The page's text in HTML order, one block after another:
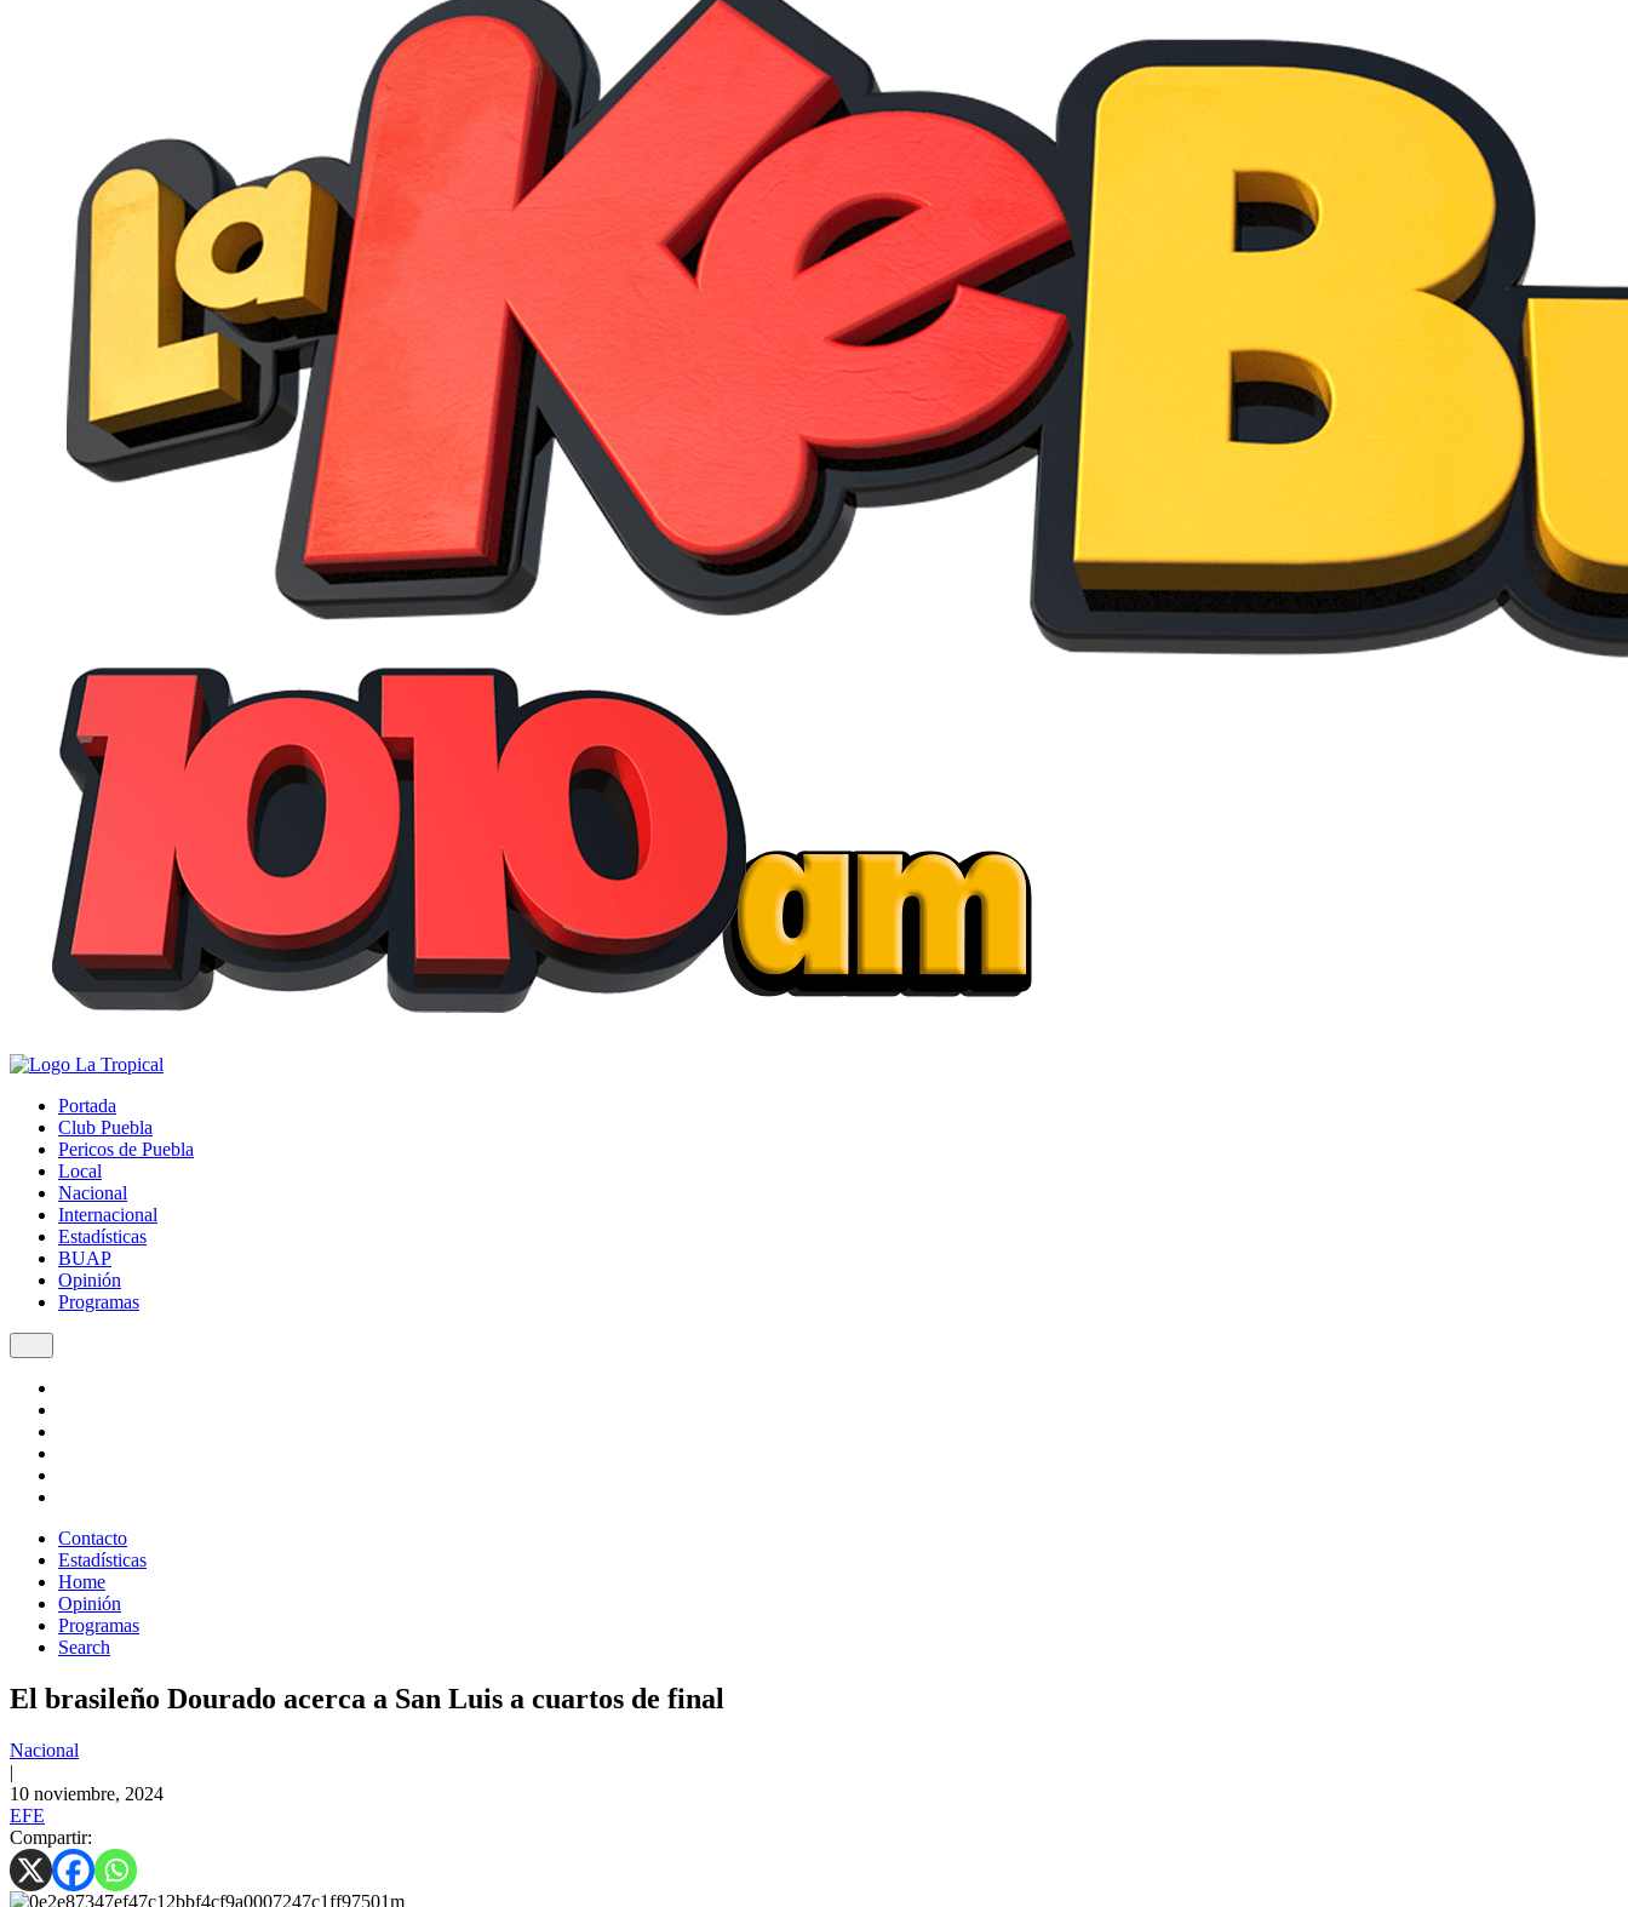
Portada
Club Puebla
Pericos de Puebla
Local
Nacional
Internacional
Estadísticas
BUAP
Opinión
Programas
Contacto
Estadísticas
Home
Opinión
Programas
Search
El brasileño Dourado acerca a San Luis a cuartos de final
Nacional
|
10 noviembre, 2024
EFE
Compartir: